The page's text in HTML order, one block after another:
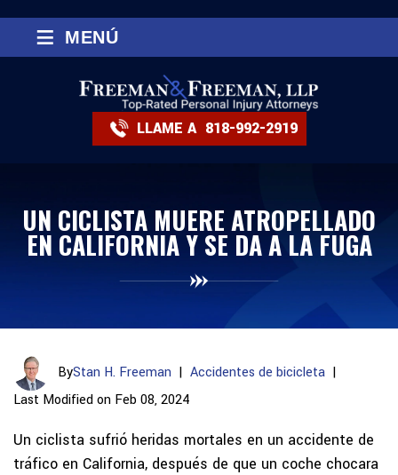
LLAME A 818-992-2919
≡ MENÚ
UN CICLISTA MUERE ATROPELLADO
EN CALIFORNIA Y SE DA A LA FUGA
ByStan H. Freeman | Accidentes de bicicleta |
Last Modified on Feb 08, 2024
Un ciclista sufrió heridas mortales en un accidente de
tráfico en California, después de que un coche chocara